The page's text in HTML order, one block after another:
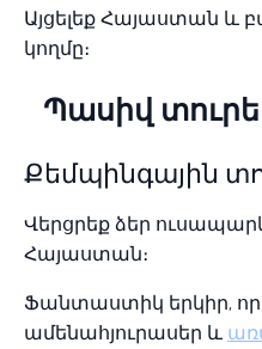
Այցելեք Հայաստան և
կողմը։
Պասիվ
Քեմպինգային
Վերցրեք ձեր
Հայաստան։
Ֆանտաստիկ երկիր,
ամենահյուրասեր և